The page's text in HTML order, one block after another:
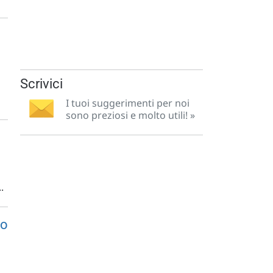
Scrivici
I tuoi suggerimenti per noi
sono preziosi e molto utili! »